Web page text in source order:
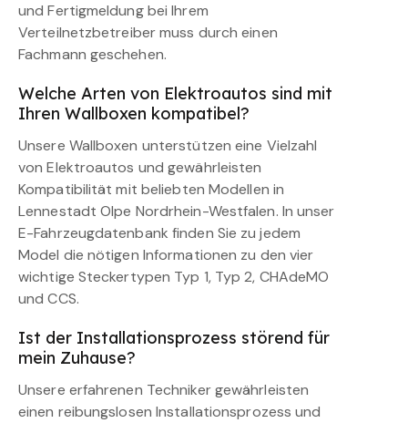
und Fertigmeldung bei Ihrem
Verteilnetzbetreiber muss durch einen
Fachmann geschehen.
Welche Arten von Elektroautos sind mit
Ihren Wallboxen kompatibel?
Unsere Wallboxen unterstützen eine Vielzahl
von Elektroautos und gewährleisten
Kompatibilität mit beliebten Modellen in
Lennestadt Olpe Nordrhein-Westfalen. In unser
E-Fahrzeugdatenbank finden Sie zu jedem
Model die nötigen Informationen zu den vier
wichtige Steckertypen Typ 1, Typ 2, CHAdeMO
und CCS.
Ist der Installationsprozess störend für
mein Zuhause?
Unsere erfahrenen Techniker gewährleisten
einen reibungslosen Installationsprozess und